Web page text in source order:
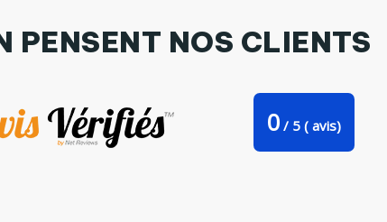
PENSENT NOS CLIENTS
0/ 5 (avis)